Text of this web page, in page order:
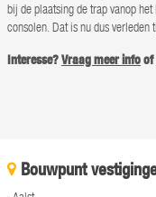
bij de plaatsing de trap vanop
consolen. Dat is nu dus verleden
Interesse?Vraag meer infoof
Bouwpunt